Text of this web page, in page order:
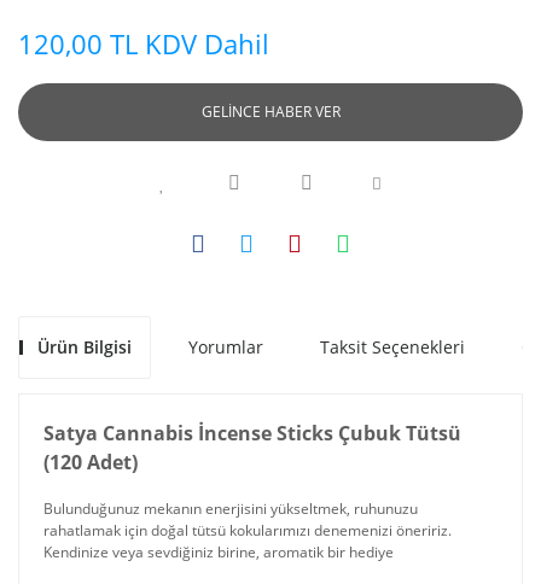
120,00 TL KDV Dahil
GELİNCE HABER VER
Ürün Bilgisi Yorumlar Taksit Seçenekleri
Satya Cannabis İncense Sticks Çubuk Tütsü
(120 Adet)
Bulunduğunuz mekanın enerjisini yükseltmek, ruhunuzu
rahatlamak için doğal tütsü kokularımızı denemenizi öneririz.
Kendinize veya sevdiğiniz birine, aromatik bir hediye